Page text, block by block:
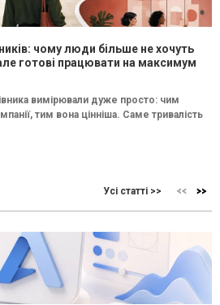
чому люди більше не хочуть
готові працювати на максимум
вимірювали дуже просто: чим
тим вона цінніша. Саме тривалість
Усі статті >>